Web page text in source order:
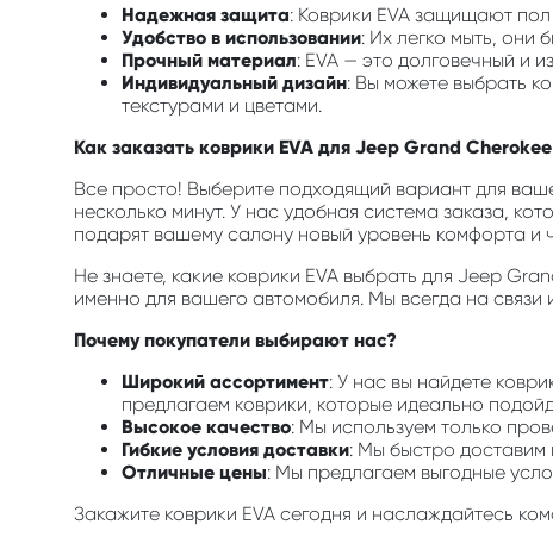
Надежная защита: Коврики EVA защищают
Удобство в использовании: Их легко мыть, они
Прочный материал: EVA — это долговечный и
Индивидуальный дизайн: Вы можете выбрать
текстурами и цветами.
Как заказать коврики EVA для Jeep Grand
Все просто! Выберите подходящий вариант для
несколько минут. У нас удобная система заказа,
подарят вашему салону новый уровень комфорта и
Не знаете, какие коврики EVA выбрать для Jeep
именно для вашего автомобиля. Мы всегда на связи
Почему покупатели выбирают нас?
Широкий ассортимент: У нас вы найдете
предлагаем коврики, которые идеально
Высокое качество: Мы используем только
Гибкие условия доставки: Мы быстро доставим
Отличные цены: Мы предлагаем выгодные
Закажите коврики EVA сегодня и наслаждайтесь